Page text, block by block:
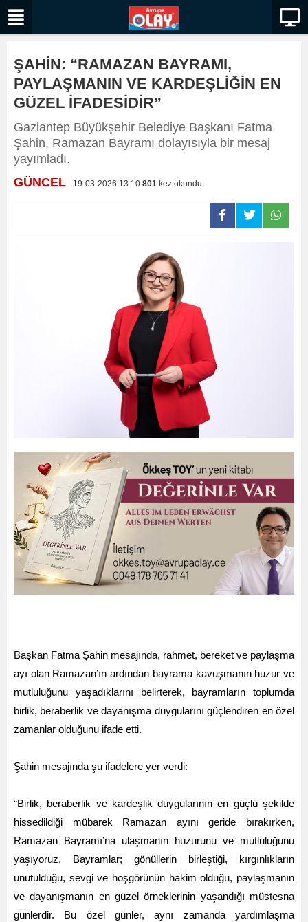
ŞAHİN: “RAMAZAN BAYRAMI,
PAYLAŞMANIN VE KARDEŞLİĞİN EN
GÜZEL İFADESİDİR”
Gaziantep Büyükşehir Belediye Başkanı Fatma
Şahin, Ramazan Bayramı dolayısıyla bir mesaj
yayımladı.
GÜNCEL - 19-03-2026 13:10 801 kez okundu.
Başkan Fatma Şahin mesajında, rahmet, bereket ve paylaşma
ayı olan Ramazan’ın ardından bayrama kavuşmanın huzur ve
mutluluğunu yaşadıklarını belirterek, bayramların toplumda
birlik, beraberlik ve dayanışma duygularını güçlendiren en özel
zamanlar olduğunu ifade etti.
Şahin mesajında şu ifadelere yer verdi:
“Birlik, beraberlik ve kardeşlik duygularının en güçlü şekilde
hissedildiği mübarek Ramazan ayını geride bırakırken,
Ramazan Bayramı’na ulaşmanın huzurunu ve mutluluğunu
yaşıyoruz. Bayramlar; gönüllerin birleştiği, kırgınlıkların
unutulduğu, sevgi ve hoşgörünün hakim olduğu, paylaşmanın
ve dayanışmanın en güzel örneklerinin yaşandığı müstesna
günlerdir. Bu özel günler, aynı zamanda yardımlaşma